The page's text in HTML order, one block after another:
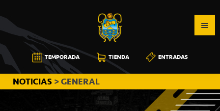
a
la
navegación
principal
al
contenido
principal
a
la
barra
lateral
principal
CB
CANARIAS
TEMPORADA TIENDA ENTRADAS
NOTICIAS > GENERAL